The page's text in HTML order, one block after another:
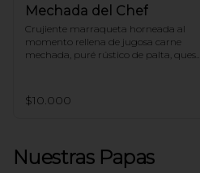
Mechada del Chef
Crujiente marraqueta horneada al
momento rellena de jugosa carne
mechada, puré rústico de palta, queso
papas fritas.
$10.000
Nuestras Papas